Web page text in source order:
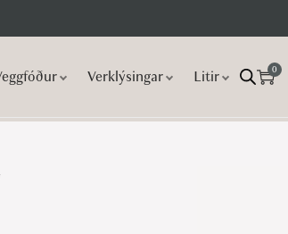
Verklýsingar Litir 0